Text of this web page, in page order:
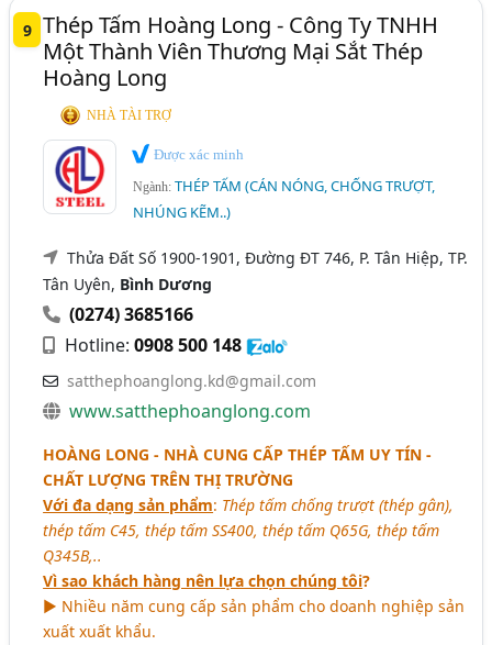
9 Thép Tấm Hoàng Long - Công Ty TNHH
Một Thành Viên Thương Mại Sắt Thép
Hoàng Long
Được xác minh
Ngành:THÉP TẤM (CÁN NÓNG, CHỐNG TRƯỢT,
NHÚNG KẼM..)
Thửa Đất Số 1900-1901, Đường ĐT 746, P. Tân Hiệp, TP.
Tân Uyên, Bình Dương
(0274) 3685166
Hotline:0908 500 148
satthephoanglong.kd@gmail.com
www.satthephoanglong.com
HOÀNG LONG - NHÀ CUNG CẤP THÉP TẤM UY TÍN -
CHẤT LƯỢNG TRÊN THỊ TRƯỜNG
Với đa dạng sản phẩm: Thép tấm chống trượt (thép gân),
thép tấm C45, thép tấm SS400, thép tấm Q65G, thép tấm
Q345B,..
Vì sao khách hàng nên lựa chọn chúng tôi?
► Nhiều năm cung cấp sản phẩm cho doanh nghiệp sản
xuất xuất khẩu.